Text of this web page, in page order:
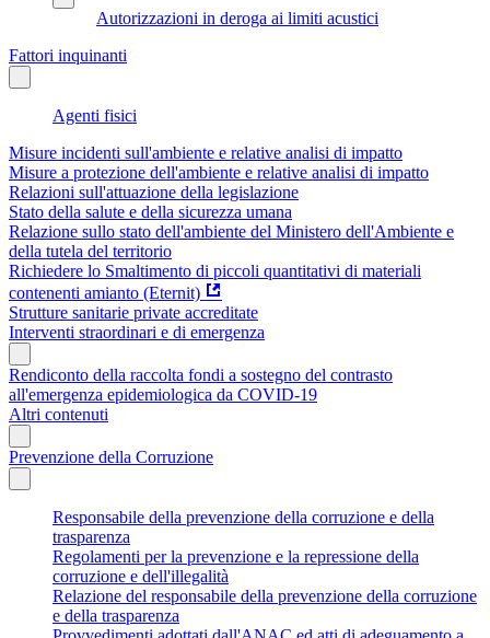
Autorizzazioni in deroga ai limiti acustici
Fattori inquinanti
Agenti fisici
Misure incidenti sull'ambiente e relative analisi di impatto
Misure a protezione dell'ambiente e relative analisi di impatto
Relazioni sull'attuazione della legislazione
Stato della salute e della sicurezza umana
Relazione sullo stato dell'ambiente del Ministero dell'Ambiente e
della tutela del territorio
Richiedere lo Smaltimento di piccoli quantitativi di materiali
contenenti amianto (Eternit)
Strutture sanitarie private accreditate
Interventi straordinari e di emergenza
Rendiconto della raccolta fondi a sostegno del contrasto
all'emergenza epidemiologica da COVID-19
Altri contenuti
Prevenzione della Corruzione
Responsabile della prevenzione della corruzione e della
trasparenza
Regolamenti per la prevenzione e la repressione della
corruzione e dell'illegalità
Relazione del responsabile della prevenzione della corruzione
e della trasparenza